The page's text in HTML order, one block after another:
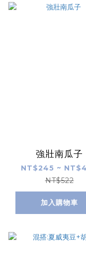
強壯南瓜子
NT$245 ~
NT$522
加入購物車